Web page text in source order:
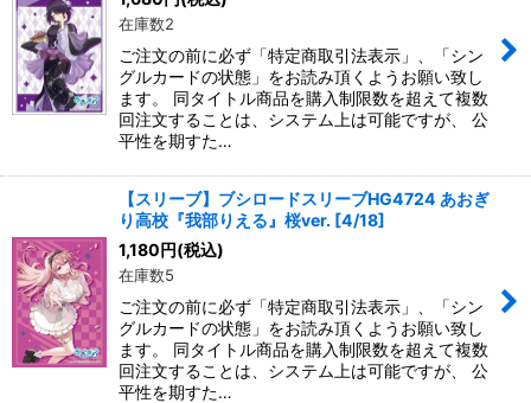
在庫数2
ご注文の前に必ず「特定商取引法表示」、「シン
グルカードの状態」をお読み頂くようお願い致し
ます。 同タイトル商品を購入制限数を超えて複数
回注文することは、システム上は可能ですが、 公
平性を期すた…
【スリーブ】ブシロードスリーブHG4724 あおぎ
り高校『我部りえる』桜ver. [4/18]
1,180円(税込)
在庫数5
ご注文の前に必ず「特定商取引法表示」、「シン
グルカードの状態」をお読み頂くようお願い致し
ます。 同タイトル商品を購入制限数を超えて複数
回注文することは、システム上は可能ですが、 公
平性を期すた…